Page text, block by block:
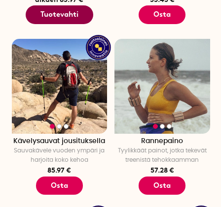
Tuotevahti Osta
Kävelysauvat jousituksella
Sauvakävele vuoden ympäri ja
harjoita koko kehoa
85.97 €
Osta
Rannepaino
Tyylikkäät painot, jotka tekevät
treenistä tehokkaamman
57.28 €
Osta